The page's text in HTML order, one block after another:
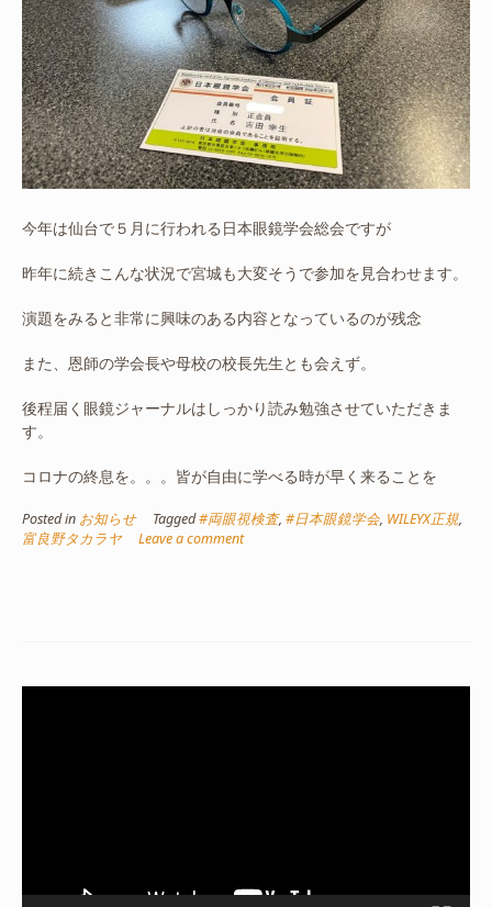
今年は仙台で５月に行われる日本眼鏡学会総会ですが
昨年に続きこんな状況で宮城も大変そうで参加を見合わせます。
演題をみると非常に興味のある内容となっているのが残念
また、恩師の学会長や母校の校長先生とも会えず。
後程届く眼鏡ジャーナルはしっかり読み勉強させていただきま
す。
コロナの終息を。。。皆が自由に学べる時が早く来ることを
Posted in お知らせ Tagged#両眼視検査, #日本眼鏡学会, WILEYX正規,
富良野タカラヤ
Leave a comment